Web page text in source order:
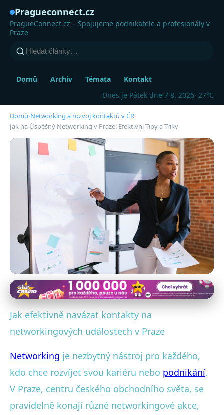
Pragueconnect.cz
PragueConnect.cz – Spojujeme podnikatele a profesionály v
Praze
Domů Archiv Témata
Kontakt
Dnes je Pátek dne 7 8. 2026· 27°C
Domů›Networking a rozvoj kontaktů v ČR›
Jak na Úspěšný Networking v Praze: Efektivní Tipy a Triky
Networking a rozvoj kontaktů v ČR
Jak na Úspěšný Networking v
Praze: Efektivní Tipy a Triky
20. 7. 2025· 4 min čtení · Autor: Marek Štěpánek
Jak efektivně navázat kontakty na
networkingových událostech v Praze
Networking je nezbytný nástroj pro každého,
kdo chce rozvíjet svou kariéru nebo podnikání.
V Praze, centru českého obchodního světa, se
pravidelně konají různé networkingové akce,